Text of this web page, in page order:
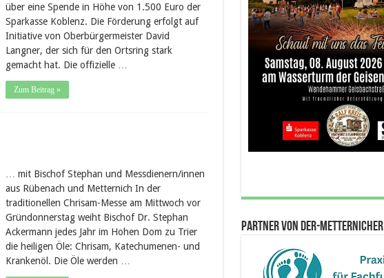
über eine Spende in Höhe von 1.500 Euro der
Sparkasse Koblenz. Die Förderung erfolgt auf
Initiative von Oberbürgermeister David
Langner, der sich für den Ortsring stark
gemacht hat. Die offizielle …
Zum Beitrag »
… mit Bischof Stephan und Messdienern/innen
aus Rübenach und Metternich In der
traditionellen Chrisam-Messe am Mittwoch vor
Gründonnerstag weiht Bischof Dr. Stephan
Ackermann jedes Jahr im Hohen Dom zu Trier
die heiligen Öle: Chrisam, Katechumenen- und
Krankenöl. Die Öle werden …
Partner von der-metternicher